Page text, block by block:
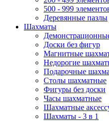
500 - 999
Деревянные пазлы
Шахматы
Доски без фигур
Магнитные
Недорогие
Подарочные
Столы шахматные
Фигуры без доски
Часы шахматные
Шахматные
Шахматы - 3 в 1